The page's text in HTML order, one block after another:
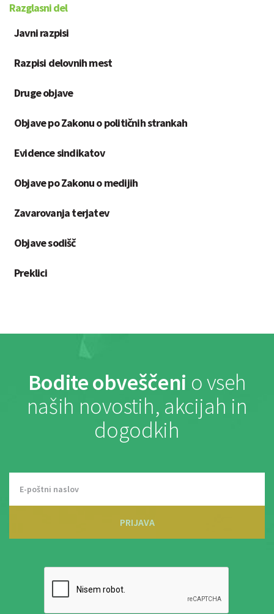
Razglasni del
Javni razpisi
Razpisi delovnih mest
Druge objave
Objave po Zakonu o političnih strankah
Evidence sindikatov
Objave po Zakonu o medijih
Zavarovanja terjatev
Objave sodišč
Preklici
Bodite obveščeni o vseh
naših novostih, akcijah in
dogodkih
PRIJAVA